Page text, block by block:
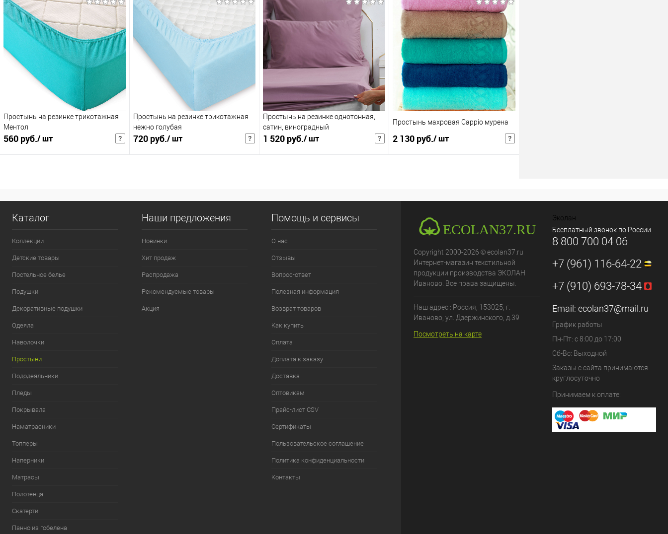
В корзину
Купить в 1 клик
В избранное
К сравнению
В корзину
Купить в 1 клик
В избранное
К сравнению
160х200х20+см
В корзину
Купить в 1 клик
В избранное
К сравнению
:
120х200х20+см
В корзину
Купить в 1 клик
В избранное
К сравнению
150х200см
Простынь на резинке трикотажная
Ментол
560 руб./ шт
Купить в 1 клик
Простынь на резинке трикотажная
нежно голубая
720 руб./ шт
Купить в 1 клик
В избранное
Простынь на резинке однотонная,
сатин, виноградный
1 520 руб./ шт
Купить в 1 клик
В избранное
Простынь махровая Cappio мурена
2 130 руб./ шт
Купить в 1 клик
К сравнению
150х200см
Каталог
Коллекции
Детские товары
Постельное белье
Подушки
Декоративные подушки
Одеяла
Наволочки
Простыни
Пододеяльники
Пледы
Покрывала
Наматрасники
Топперы
Наперники
Матрасы
Полотенца
Скатерти
Панно из гобелена
Наши предложения
Новинки
Хит продаж
Распродажа
Рекомендуемые товары
Акция
Помощь и сервисы
О нас
Отзывы
Вопрос-ответ
Полезная информация
Возврат товаров
Как купить
Оплата
Доплата к заказу
Доставка
Оптовикам
Прайс-лист CSV
Сертификаты
Пользовательское соглашение
Политика конфиденциальности
Контакты
Copyright 2000-2026 © ecolan37.ru
Интернет-магазин текстильной
продукции производства ЭКОЛАН
Иваново. Все права защищены.
Наш адрес : Россия, 153025 , г.
Иваново ул. Дзержинского, д.39
Посмотреть на карте
Эколан
Бесплатный звонок по России
8 800 700 04 06
+7 (961) 116-64-22
+7 (910) 693-78-34
Email: ecolan37@mail.ru
График работы
Пн-Пт: с 8:00 до 17:00
Сб-Вс: Выходной
Заказы с сайта принимаются
круглосуточно
Принимаем к оплате: